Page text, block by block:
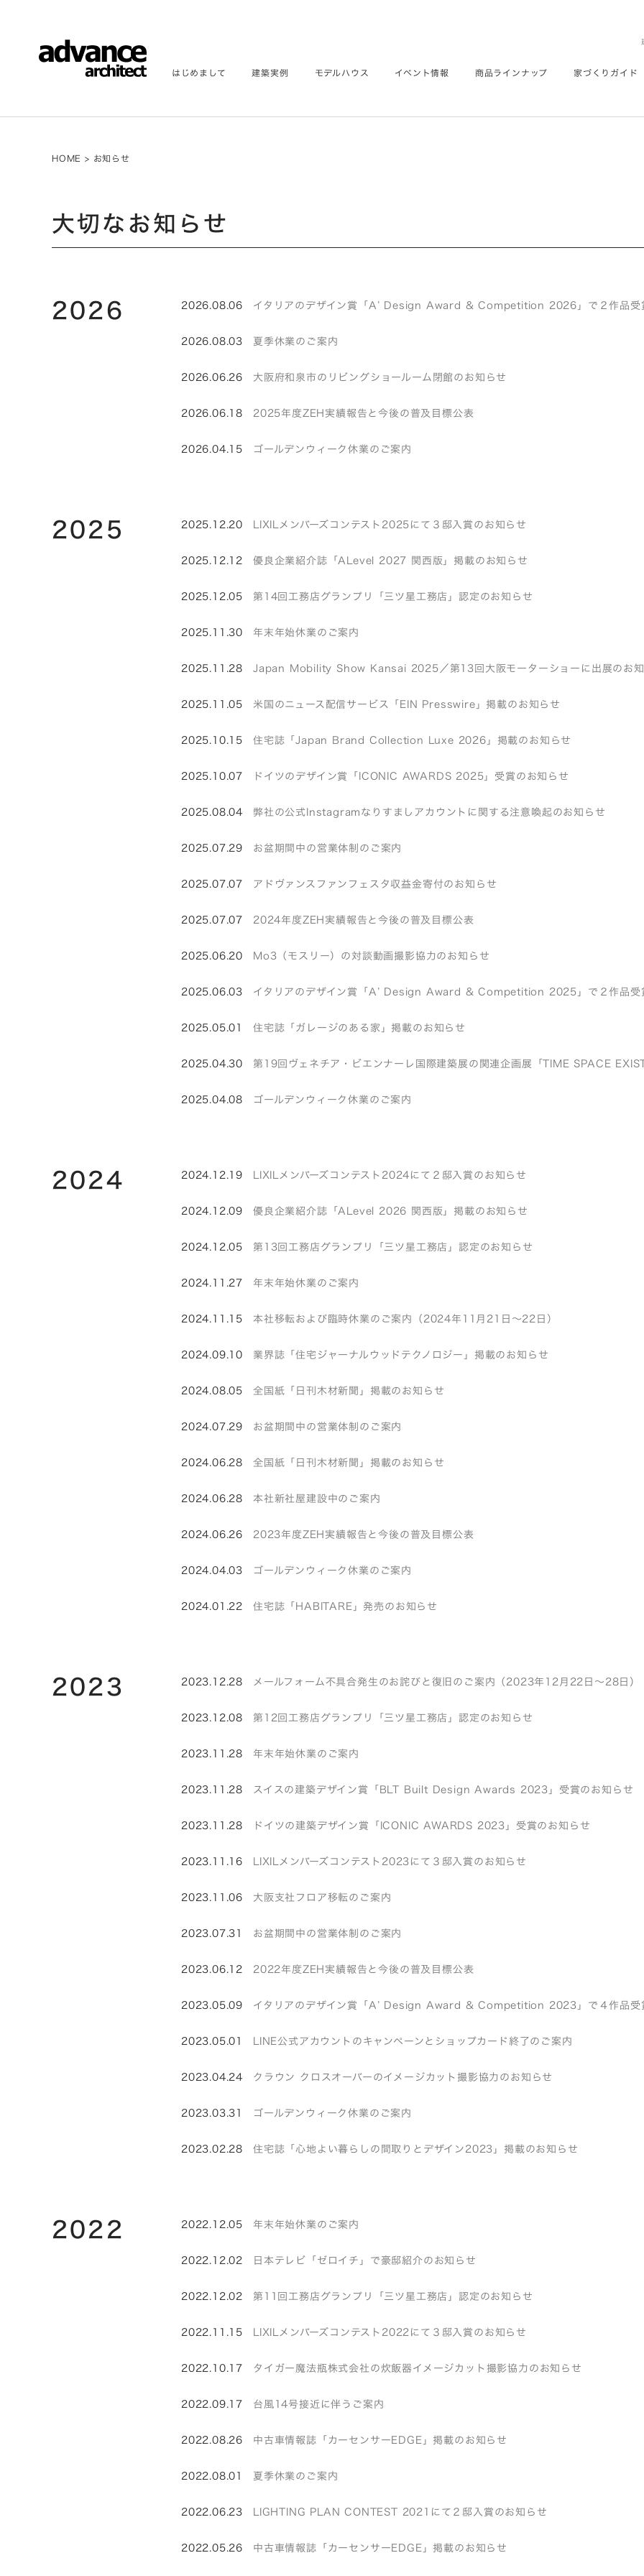
はじめまして 建築実例 モデルハウス イベント情報 商品ラインナップ 家づくりガイド
HOME > お知らせ
大切なお知らせ
2026 2026.08.06 イタリアのデザイン賞「A’ Design Award & Competition 2026」で２作品受
2026.08.03 夏季休業のご案内
2026.06.26 大阪府和泉市のリビングショールーム閉館のお知らせ
2026.06.18 2025年度ZEH実績報告と今後の普及目標公表
2026.04.15 ゴールデンウィーク休業のご案内
2025 2025.12.20 LIXILメンバーズコンテスト2025にて３邸入賞のお知らせ
2025.12.12 優良企業紹介誌「ALevel 2027 関西版」掲載のお知らせ
2025.12.05 第14回工務店グランプリ「三ツ星工務店」認定のお知らせ
2025.11.30 年末年始休業のご案内
2025.11.28 Japan Mobility Show Kansai 2025／第13回大阪モーターショーに出展のお
2025.11.05 米国のニュース配信サービス「EIN Presswire」掲載のお知らせ
2025.10.15 住宅誌「Japan Brand Collection Luxe 2026」掲載のお知らせ
2025.10.07 ドイツのデザイン賞「ICONIC AWARDS 2025」受賞のお知らせ
2025.08.04 弊社の公式Instagramなりすましアカウントに関する注意喚起のお知らせ
2025.07.29 お盆期間中の営業体制のご案内
2025.07.07 アドヴァンスファンフェスタ収益金寄付のお知らせ
2025.07.07 2024年度ZEH実績報告と今後の普及目標公表
2025.06.20 Mo3（モスリー）の対談動画撮影協力のお知らせ
2025.06.03 イタリアのデザイン賞「A’ Design Award & Competition 2025」で２作品受
2025.05.01 住宅誌「ガレージのある家」掲載のお知らせ
2025.04.30 第19回ヴェネチア・ビエンナーレ国際建築展の関連企画展「TIME SPACE
2025.04.08 ゴールデンウィーク休業のご案内
2024 2024.12.19 LIXILメンバーズコンテスト2024にて２邸入賞のお知らせ
2024.12.09 優良企業紹介誌「ALevel 2026 関西版」掲載のお知らせ
2024.12.05 第13回工務店グランプリ「三ツ星工務店」認定のお知らせ
2024.11.27 年末年始休業のご案内
2024.11.15 本社移転および臨時休業のご案内（2024年11月21日～22日）
2024.09.10 業界誌「住宅ジャーナルウッドテクノロジー」掲載のお知らせ
2024.08.05 全国紙「日刊木材新聞」掲載のお知らせ
2024.07.29 お盆期間中の営業体制のご案内
2024.06.28 全国紙「日刊木材新聞」掲載のお知らせ
2024.06.28 本社新社屋建設中のご案内
2024.06.26 2023年度ZEH実績報告と今後の普及目標公表
2024.04.03 ゴールデンウィーク休業のご案内
2024.01.22 住宅誌「HABITARE」発売のお知らせ
2023 2023.12.28 メールフォーム不具合発生のお詫びと復旧のご案内（2023年12月22日～28日）
2023.12.08 第12回工務店グランプリ「三ツ星工務店」認定のお知らせ
2023.11.28 年末年始休業のご案内
2023.11.28 スイスの建築デザイン賞「BLT Built Design Awards 2023」受賞のお知らせ
2023.11.28 ドイツの建築デザイン賞「ICONIC AWARDS 2023」受賞のお知らせ
2023.11.16 LIXILメンバーズコンテスト2023にて３邸入賞のお知らせ
2023.11.06 大阪支社フロア移転のご案内
2023.07.31 お盆期間中の営業体制のご案内
2023.06.12 2022年度ZEH実績報告と今後の普及目標公表
2023.05.09 イタリアのデザイン賞「A’ Design Award & Competition 2023」で４作品受
2023.05.01 LINE公式アカウントのキャンペーンとショップカード終了のご案内
2023.04.24 クラウン クロスオーバーのイメージカット撮影協力のお知らせ
2023.03.31 ゴールデンウィーク休業のご案内
2023.02.28 住宅誌「心地よい暮らしの間取りとデザイン2023」掲載のお知らせ
2022 2022.12.05 年末年始休業のご案内
2022.12.02 日本テレビ「ゼロイチ」で豪邸紹介のお知らせ
2022.12.02 第11回工務店グランプリ「三ツ星工務店」認定のお知らせ
2022.11.15 LIXILメンバーズコンテスト2022にて３邸入賞のお知らせ
2022.10.17 タイガー魔法瓶株式会社の炊飯器イメージカット撮影協力のお知らせ
2022.09.17 台風14号接近に伴うご案内
2022.08.26 中古車情報誌「カーセンサーEDGE」掲載のお知らせ
2022.08.01 夏季休業のご案内
2022.06.23 LIGHTING PLAN CONTEST 2021にて２邸入賞のお知らせ
2022.05.26 中古車情報誌「カーセンサーEDGE」掲載のお知らせ